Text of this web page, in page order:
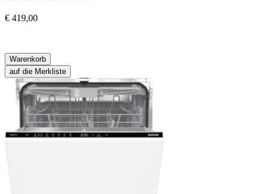
€ 419,00
Warenkorb
auf die Merkliste